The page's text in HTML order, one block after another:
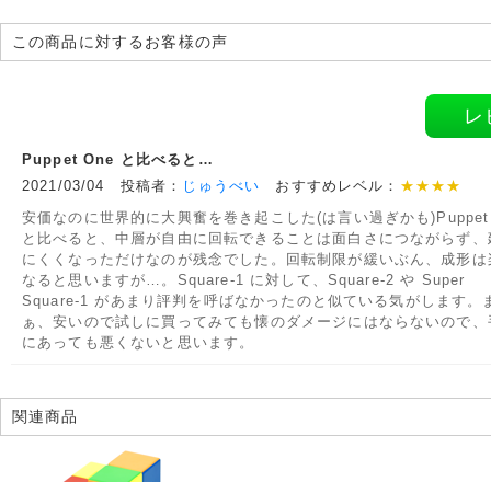
この商品に対するお客様の声
レ
Puppet One と比べると…
2021/03/04 投稿者： じゅうべい おすすめレベル： ★★★★
安価なのに世界的に大興奮を巻き起こした(は言い過ぎかも
と比べると、中層が自由に回転できることは面白さにつながらず、
にくくなっただけなのが残念でした。回転制限が緩いぶん、成形は
なると思いますが…。Square-1 に対して、Square-2 や Super
Square-1 があまり評判を呼ばなかったのと似ている気がします。
ぁ、安いので試しに買ってみても懐のダメージにはならないので、
にあっても悪くないと思います。
関連商品